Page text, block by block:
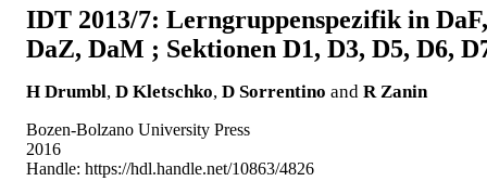
IDT 2013/7: Lerngruppenspezifik in DaF,
DaZ, DaM ; Sektionen D1, D3, D5, D6,
H Drumbl, D Kletschko, D Sorrentino and R Zanin
Bozen-Bolzano University Press
2016
Handle: https://hdl.handle.net/10863/4826